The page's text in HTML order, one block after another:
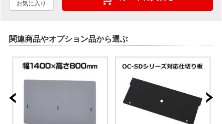
お気に入り
関連商品やオプション品から選ぶ